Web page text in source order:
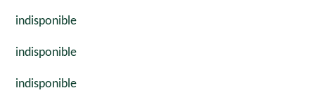
indisponible
indisponible
indisponible